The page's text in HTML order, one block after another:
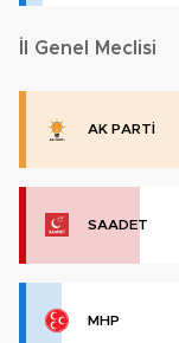
İl Genel Meclisi
AK PARTİ
SAADET
MHP